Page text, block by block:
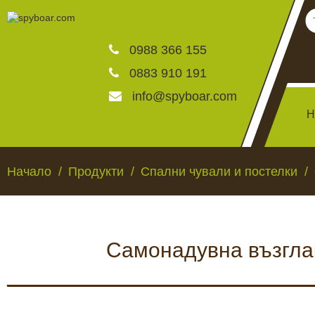
0988 366 155
0883 910 191
info@spyboar.com
ЛОВНИ КАМЕРИ ФОТОКАПАНИ НА
Ловни камери
Камери за
Начало Продукти Спални чували и постелки
Самонадувна